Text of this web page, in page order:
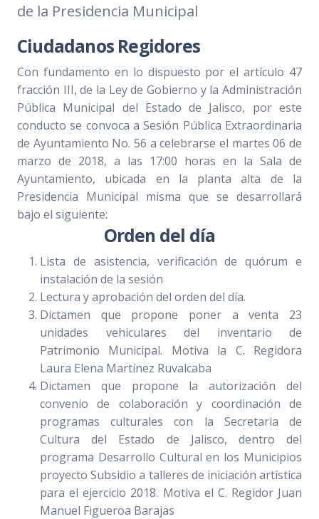
de la Presidencia Municipal
Ciudadanos Regidores
Con fundamento en lo dispuesto por el artículo 47
fracción III, de la Ley de Gobierno y la Administración
Pública Municipal del Estado de Jalisco, por este
conducto se convoca a Sesión Pública Extraordinaria
de Ayuntamiento No. 56 a celebrarse el martes 06 de
marzo de 2018, a las 17:00 horas en la Sala de
Ayuntamiento, ubicada en la planta alta de la
Presidencia Municipal misma que se desarrollará
bajo el siguiente:
Orden del día
Lista de asistencia, verificación de quórum e
instalación de la sesión
Lectura y aprobación del orden del día.
Dictamen que propone poner a venta 23
unidades vehiculares del inventario de
Patrimonio Municipal. Motiva la C. Regidora
Laura Elena Martínez Ruvalcaba
Dictamen que propone la autorización del
convenio de colaboración y coordinación de
programas culturales con la Secretaria de
Cultura del Estado de Jalisco, dentro del
programa Desarrollo Cultural en los Municipios
proyecto Subsidio a talleres de iniciación artística
para el ejercicio 2018. Motiva el C. Regidor Juan
Manuel Figueroa Barajas